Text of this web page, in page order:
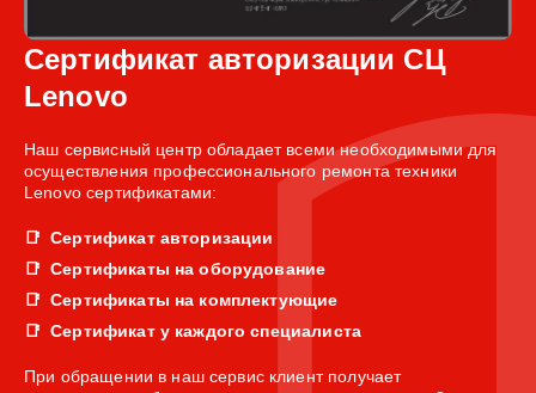
Сертификат авторизации СЦ
Lenovo
Наш сервисный центр обладает всеми необходимыми для
осуществления профессионального ремонта техники
Lenovo сертификатами:
Сертификат авторизации
Сертификаты на оборудование
Сертификаты на комплектующие
Сертификат у каждого специалиста
При обращении в наш сервис клиент получает